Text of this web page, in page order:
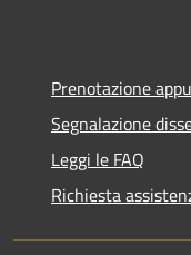
Prenotazione
Segnalazione
Leggi le FAQ
Richiesta